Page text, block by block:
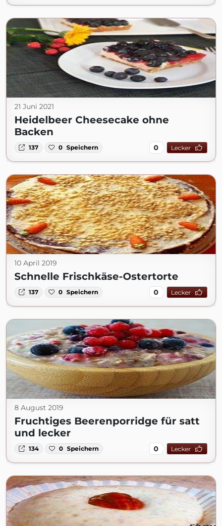
21 Juni 2021
Heidelbeer Cheesecake ohne
Backen
137 0 Speichern 0 Lecker
10 April 2019
Schnelle Frischkäse-Ostertorte
137 0 Speichern 0 Lecker
8 August 2019
Fruchtiges Beerenporridge für satt
und lecker
134 0 Speichern 0 Lecker